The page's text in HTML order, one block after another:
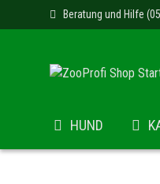
Beratung und Hilfe
HUND